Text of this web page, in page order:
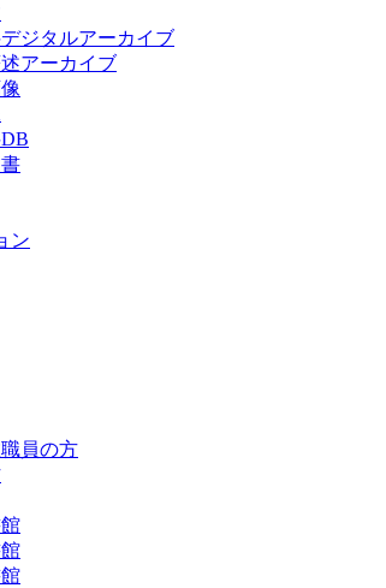
ジタルアーカイブ
アーカイブ
ン
員の方